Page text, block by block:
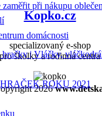
domácnosti
hračky | Vláčky,
zaměřit při nákupu
ROKU 2021
Kopko.cz
specializovaný e-shop
pro školky a rodinná centra
2026